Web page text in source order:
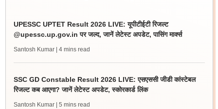
UPESSC UPTET Result 2026 LIVE: यूपीटीईटी रिजल्ट
@upessc.up.gov.in पर जल्द, जानें लेटेस्ट अपडेट, पासिंग मार्क्स
Santosh Kumar | 4 mins read
SSC GD Constable Result 2026 LIVE: एसएससी जीडी कांस्टेबल
रिजल्ट कब आएगा? जानें लेटेस्ट अपडेट, स्कोरकार्ड लिंक
Santosh Kumar | 5 mins read